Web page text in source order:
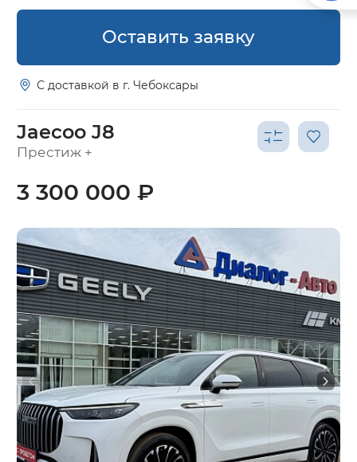
Оставить заявку
С доставкой в г. Чебоксары
Jaecoo J8
Престиж +
3 300 000 ₽